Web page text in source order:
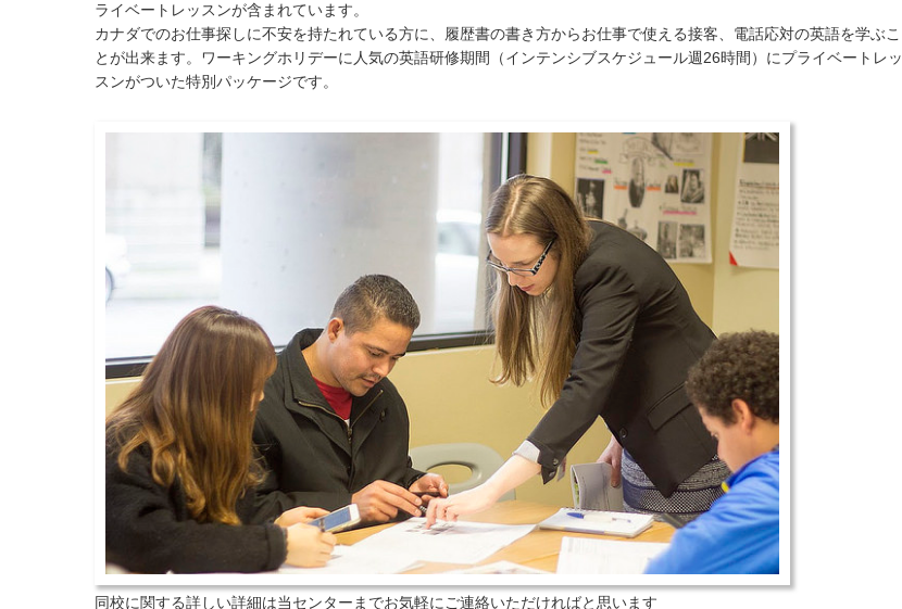
ライベートレッスンが含まれています。
カナダでのお仕事探しに不安を持たれている方に、履歴書の書き方からお仕事で使える接客、電話応対の英語を学ぶこ
とが出来ます。ワーキングホリデーに人気の英語研修期間（インテンシブスケジュール週26時間）にプライベートレッ
スンがついた特別パッケージです。
同校に関する詳しい詳細は当センターまでお気軽にご連絡いただければと思います